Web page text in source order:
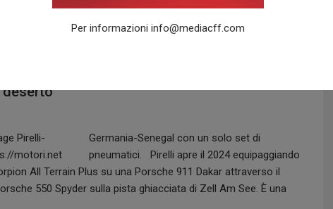
Graham Rahal Performance e
deserto
Germania-Senegal con un solo set di
pneumatici. Pirelli apre il 2024 equipaggiando
All Terrain Plus su una Porsche 911 Dakar attraverso il
550 Spyder sulla pista ghiacciata di Zell Am See. È una
Per informazioni info@mediacff.com